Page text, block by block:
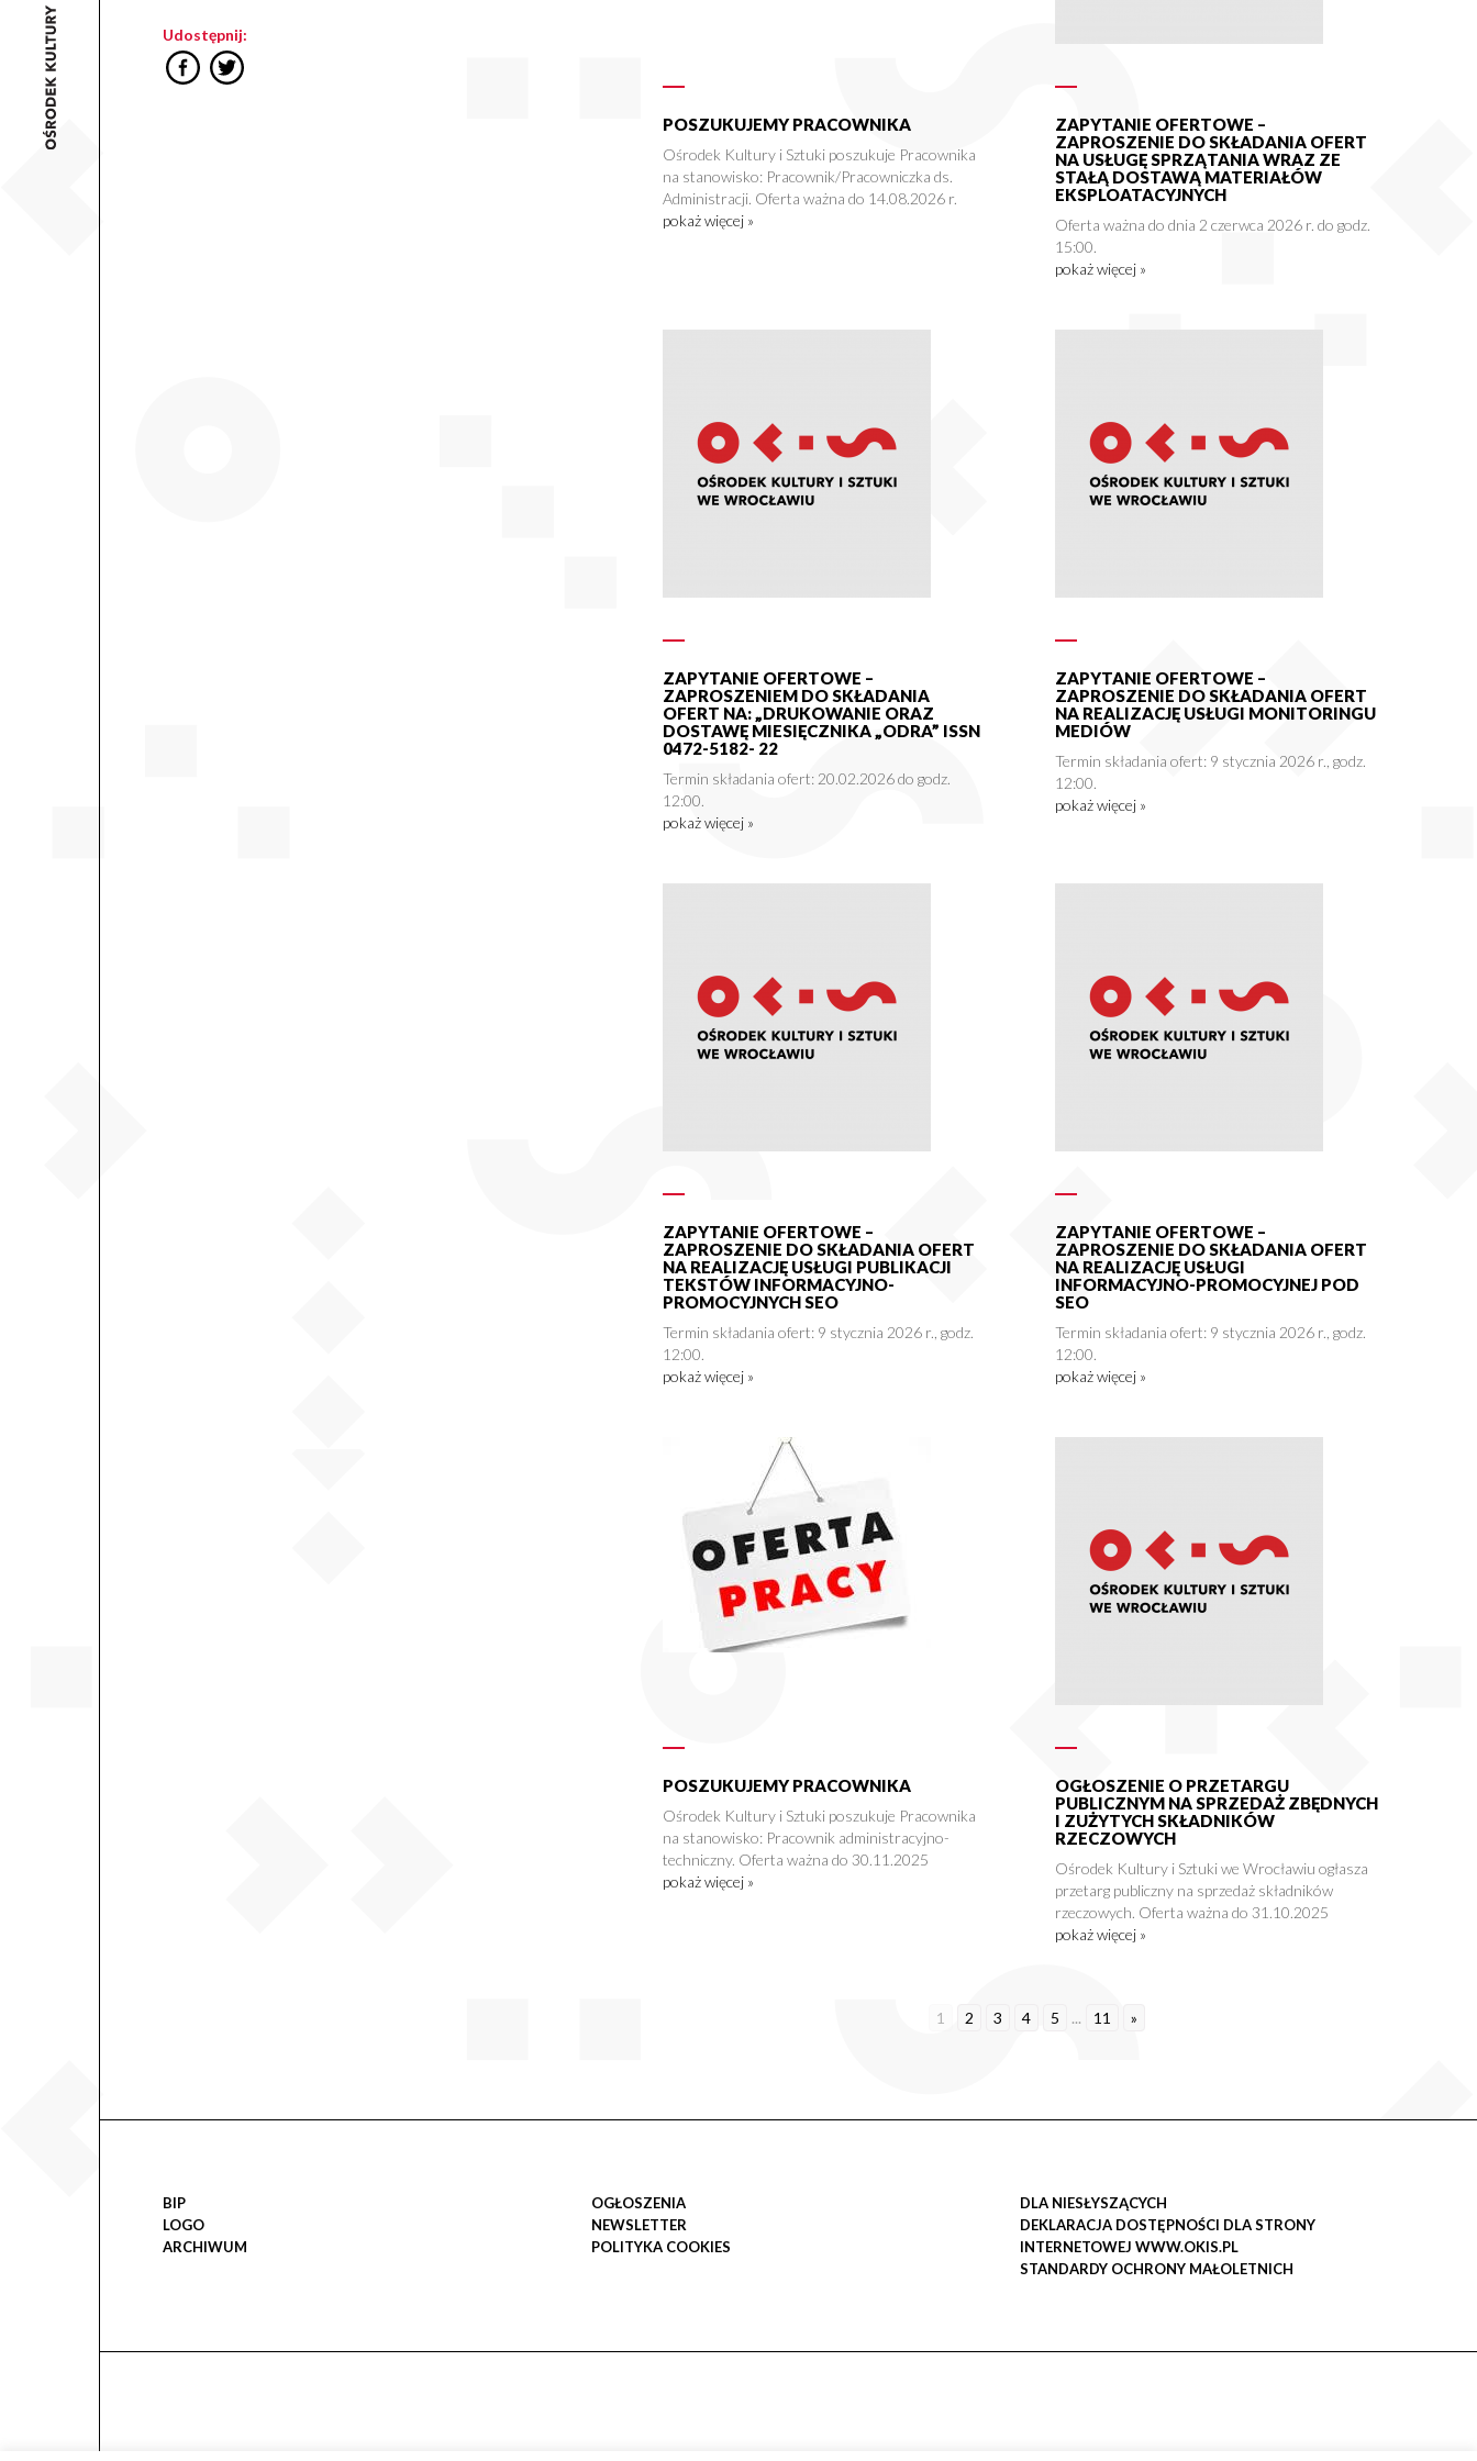
Udostępnij:
POSZUKUJEMY PRACOWNIKA
Ośrodek Kultury i Sztuki poszukuje Pracownika
na stanowisko: Pracownik/Pracowniczka ds.
Administracji. Oferta ważna do 14.08.2026 r.
pokaż więcej »
ZAPYTANIE OFERTOWE –
ZAPROSZENIE DO SKŁADANIA OFERT
NA USŁUGĘ SPRZĄTANIA WRAZ ZE
STAŁĄ DOSTAWĄ MATERIAŁÓW
EKSPLOATACYJNYCH
Oferta ważna do dnia 2 czerwca 2026 r. do godz.
15:00.
pokaż więcej »
ZAPYTANIE OFERTOWE –
ZAPROSZENIEM DO SKŁADANIA
OFERT NA: „DRUKOWANIE ORAZ
DOSTAWĘ MIESIĘCZNIKA „ODRA” ISSN
0472-5182- 22
Termin składania ofert: 20.02.2026 do godz.
12:00.
pokaż więcej »
ZAPYTANIE OFERTOWE –
ZAPROSZENIE DO SKŁADANIA OFERT
NA REALIZACJĘ USŁUGI MONITORINGU
MEDIÓW
Termin składania ofert: 9 stycznia 2026 r., godz.
12:00.
pokaż więcej »
ZAPYTANIE OFERTOWE –
ZAPROSZENIE DO SKŁADANIA OFERT
NA REALIZACJĘ USŁUGI PUBLIKACJI
TEKSTÓW INFORMACYJNO-
PROMOCYJNYCH SEO
Termin składania ofert: 9 stycznia 2026 r., godz.
12:00.
pokaż więcej »
ZAPYTANIE OFERTOWE –
ZAPROSZENIE DO SKŁADANIA OFERT
NA REALIZACJĘ USŁUGI
INFORMACYJNO-PROMOCYJNEJ POD
SEO
Termin składania ofert: 9 stycznia 2026 r., godz.
12:00.
pokaż więcej »
POSZUKUJEMY PRACOWNIKA
Ośrodek Kultury i Sztuki poszukuje Pracownika
na stanowisko: Pracownik administracyjno-
techniczny. Oferta ważna do 30.11.2025
pokaż więcej »
OGŁOSZENIE O PRZETARGU
PUBLICZNYM NA SPRZEDAŻ ZBĘDNYCH
I ZUŻYTYCH SKŁADNIKÓW
RZECZOWYCH
Ośrodek Kultury i Sztuki we Wrocławiu ogłasza
przetarg publiczny na sprzedaż składników
rzeczowych. Oferta ważna do 31.10.2025
pokaż więcej »
1 2 3 4 5 ... 11 »
BIP
LOGO
ARCHIWUM
OGŁOSZENIA
NEWSLETTER
POLITYKA COOKIES
DLA NIESŁYSZĄCYCH
DEKLARACJA DOSTĘPNOŚCI DLA STRONY
INTERNETOWEJ WWW.OKIS.PL
STANDARDY OCHRONY MAŁOLETNICH